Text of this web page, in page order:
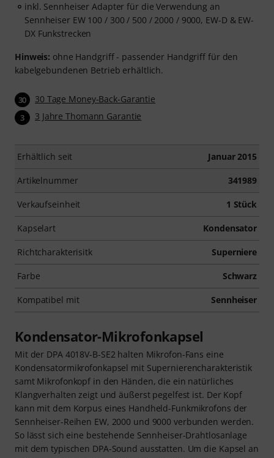
inkl. Sennheiser Adapter für die Verwendung an
Sennheiser EW 100 / 300 / 500 / 2000 / 9000, EW-D & EW-
DX Funkstrecken
Hinweis: ohne Handgriff - passender Handgriff für den
kabelgebundenen Betrieb erhältlich.
30 30 Tage Money-Back-Garantie
3 3 Jahre Thomann Garantie
Erhältlich seit Januar 2015
Artikelnummer 341989
Verkaufseinheit 1 Stück
Kapselart Kondensator
Richtcharakterisitk Superniere
Farbe Schwarz
Kompatibel mit Sennheiser
Kondensator-Mikrofonkapsel
Mit der DPA 4018V-B-SE2 halten Mikrofon-Fans eine
Kondensatormikrofonkapsel mit Supernierencharakteristik
samt Mikrofonkopf in den Händen, die ein natürliches
Klangverhalten zeigt und äußerst pegelfest ist. Der Kopf
kann mit dem Korpus eines Handheld-Funkmikrofons der
Sennheiser-Reihen EW, 2000 und 9000 verbunden werden.
So lässt sich eine bestehende Sennheiser-Drahtlosanlage
mit dem typischen DPA-Sound ausstatten. Um die Kapsel an